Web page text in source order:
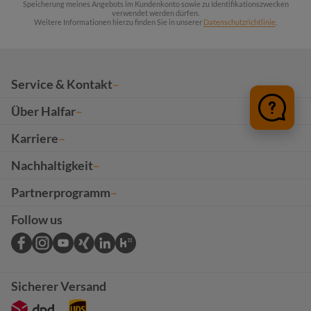
Speicherung meines Angebots im Kundenkonto sowie zu Identifikationszwecken
verwendet werden dürfen.
Weitere Informationen hierzu finden Sie in unserer Datenschutzrichtlinie
Service & Kontakt
Über Halfar
Karriere
Nachhaltigkeit
Partnerprogramm
Follow us
Sicherer Versand